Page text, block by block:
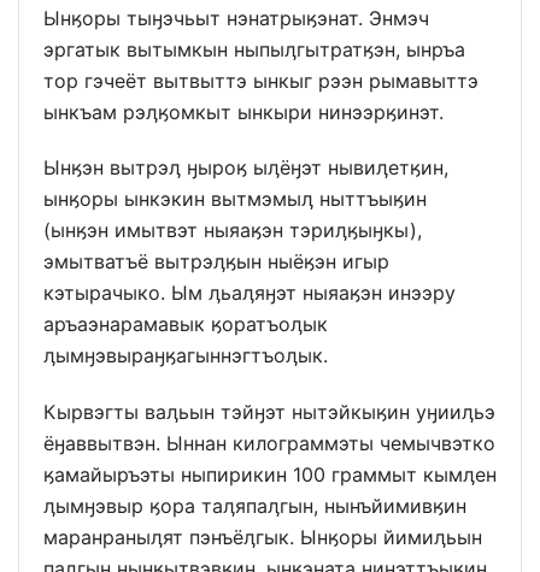
Ынӄоры тыӈэчьыт нэнатрыӄэнат. Энмэч
эргатык вытымкын ныпыӆгытратӄэн, ынръа
тор гэчеёт вытвыттэ ынкыг рээн рымавыттэ
ынкъам рэӆӄомкыт ынкыри нинээрӄинэт.
Ынӄэн вытрэӆ ӈыроӄ ыӆёӈэт нывиӆетӄин,
ынӄоры ынкэкин вытмэмыӆ ныттъыӄин
(ынӄэн имытвэт ныяаӄэн тэриӆӄыӈкы),
эмытватъё вытрэӆӄын ныёӄэн игыр
кэтырачыко. Ым ӆьаӆяӈэт ныяаӄэн инээру
аръаэнарамавык ӄоратъоӆык
ӆымӈэвыраӈӄагыннэгтъоӆык.
Кырвэгты ваӆьын тэйӈэт нытэйкыӄин уӈииӆьэ
ёӈаввытвэн. Ыннан килограммэты чемычвэтко
ӄамайыръэты ныпирикин 100 граммыт кымӆен
ӆымӈэвыр ӄора таӆяпаӆгын, нынъйимивӄин
маранраныӆят пэнъёӆгык. Ынӄоры йимиӆьын